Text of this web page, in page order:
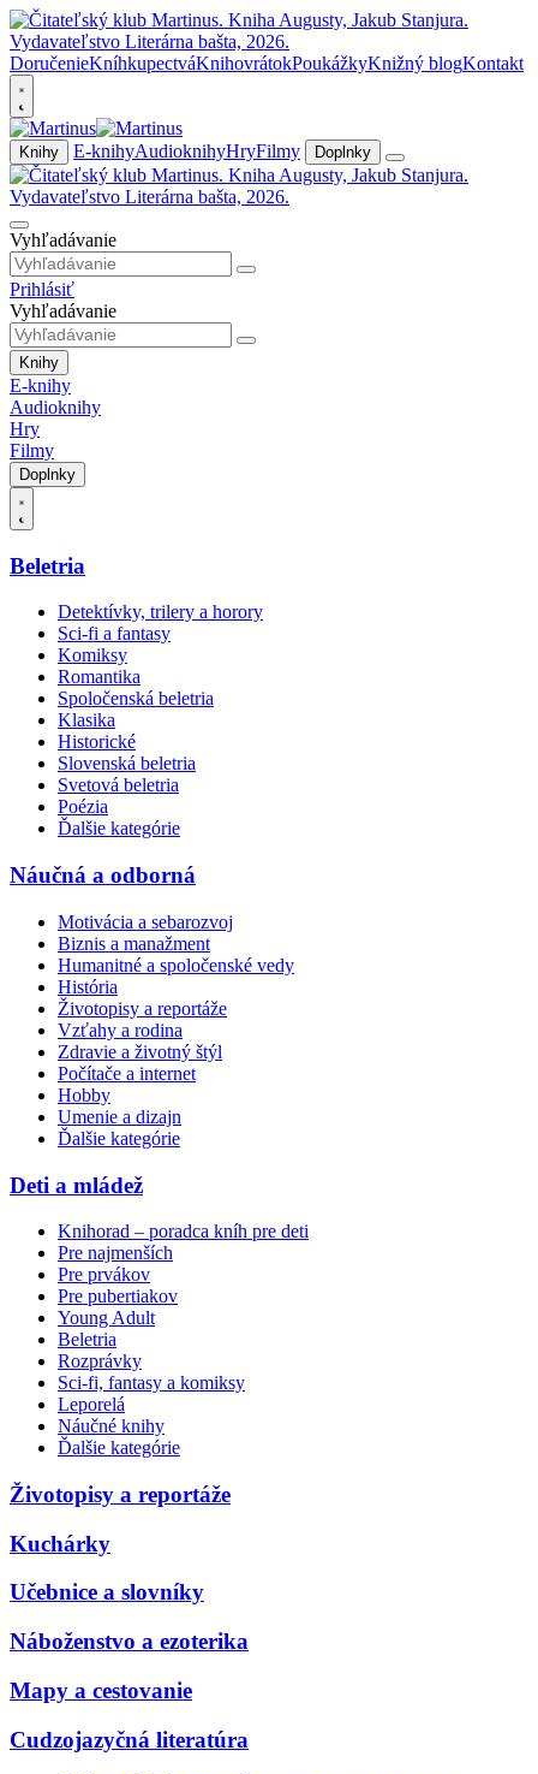
DoručenieKníhkupectváKnihovrátokPoukážkyKnižný blogKontakt
Knihy E-knihyAudioknihyHryFilmy Doplnky
Vyhľadávanie
Prihlásiť
Vyhľadávanie
Knihy
E-knihy
Audioknihy
Hry
Filmy
Doplnky
Beletria
Detektívky, trilery a horory
Sci-fi a fantasy
Komiksy
Romantika
Spoločenská beletria
Klasika
Historické
Slovenská beletria
Svetová beletria
Poézia
Ďalšie kategórie
Náučná a odborná
Motivácia a sebarozvoj
Biznis a manažment
Humanitné a spoločenské vedy
História
Životopisy a reportáže
Vzťahy a rodina
Zdravie a životný štýl
Počítače a internet
Hobby
Umenie a dizajn
Ďalšie kategórie
Deti a mládež
Knihorad – poradca kníh pre deti
Pre najmenších
Pre prvákov
Pre pubertiakov
Young Adult
Beletria
Rozprávky
Sci-fi, fantasy a komiksy
Leporelá
Náučné knihy
Ďalšie kategórie
Životopisy a reportáže
Kuchárky
Učebnice a slovníky
Náboženstvo a ezoterika
Mapy a cestovanie
Cudzojazyčná literatúra